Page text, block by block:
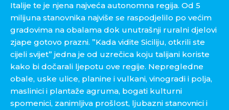
Italije te je njena najveća autonomna regija. Od 5
milijuna stanovnika najviše se raspodjelilo po većim
gradovima na obalama dok unutrašnji ruralni djelovi
zjape gotovo prazni. ”Kada vidite Siciliju, otkrili ste
cijeli svijet” jedna je od uzrečica koju talijani koriste
kako bi dočarali ljepotu ove regije. Nepregledne
obale, uske ulice, planine i vulkani, vinogradi i polja,
maslinici i plantaže agruma, bogati kulturni
spomenici, zanimljiva prošlost, ljubazni stanovnici i